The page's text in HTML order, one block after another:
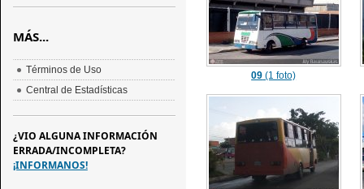
09 (1 foto)
MÁS...
Términos de Uso
Central de Estadísticas
¿VIO ALGUNA INFORMACIÓN
ERRADA/INCOMPLETA?
¡INFORMANOS!